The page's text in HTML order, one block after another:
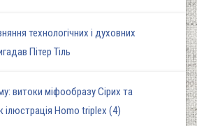
технологічних і духовних
Пітер Тіль
витоки міфообразу Сірих та
ілюстрація Homo triplex (4)